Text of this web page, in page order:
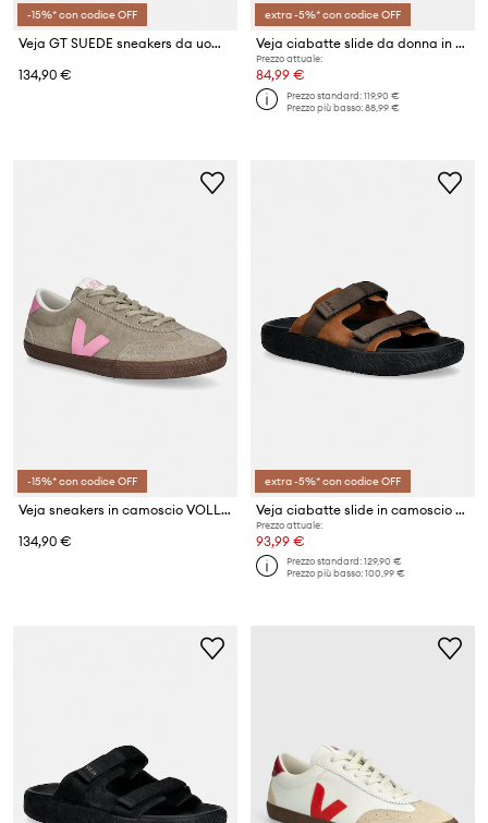
-15%* con codice OFF
Veja GT SUEDE sneakers da uomo in scamoscio
134,90 €
extra -5%* con codice OFF
Veja ciabatte slide da donna in scamoscio ETNA SUEDE
Prezzo attuale:
84,99 €
Prezzo standard:119,90 €
Prezzo più basso:88,99 €
-15%* con codice OFF
Veja sneakers in camoscio VOLLEY SUEDE
134,90 €
extra -5%* con codice OFF
Veja ciabatte slide in camoscio ARPOADOR SUEDE
Prezzo attuale:
93,99 €
Prezzo standard:129,90 €
Prezzo più basso:100,99 €